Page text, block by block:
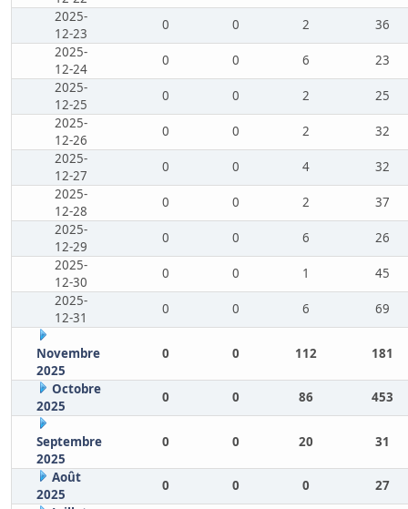
2025-
12-23
0 0 2
36
2025-
12-24
0 0 6
23
2025-
12-25
0 0 2
25
2025-
12-26
0 0 2
32
2025-
12-27
0 0 4
32
2025-
12-28
0 0 2
37
2025-
12-29
0 0 6
26
2025-
12-30
0 0 1
45
2025-
12-31
0 0 6 69
Novembre
2025
0 0 112 181
Octobre
2025
0 0 86 453
Septembre
2025
0 0 20 31
Août
2025
0 0 0
27